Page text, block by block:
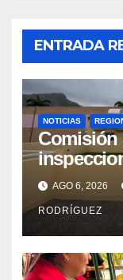
ENTRADA
NOTICIAS
Comisión
Integral
AGO 6, 2026
RODRÍGUEZ